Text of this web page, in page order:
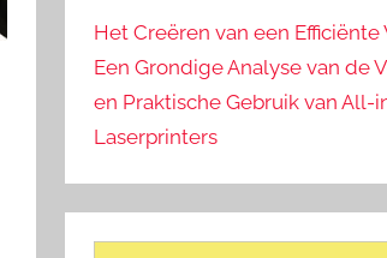
Het Creëren van een Efficiënte
Een Grondige Analyse van de
en Praktische Gebruik van All-
Laserprinters